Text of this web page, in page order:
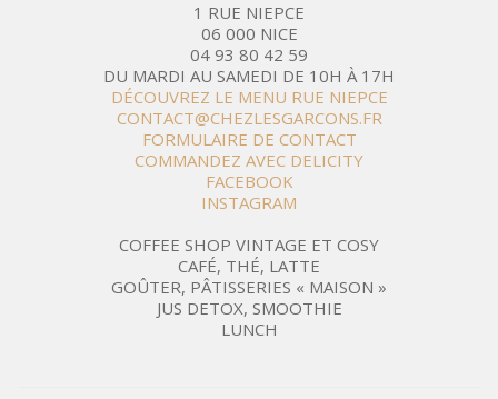
1 RUE NIEPCE
06 000 NICE
04 93 80 42 59
DU MARDI AU SAMEDI DE 10H À 17H
DÉCOUVREZ LE MENU RUE NIEPCE
CONTACT@CHEZLESGARCONS.FR
FORMULAIRE DE CONTACT
COMMANDEZ AVEC DELICITY
FACEBOOK
INSTAGRAM
COFFEE SHOP VINTAGE ET COSY
CAFÉ, THÉ, LATTE
GOÛTER, PÂTISSERIES « MAISON »
JUS DETOX, SMOOTHIE
LUNCH